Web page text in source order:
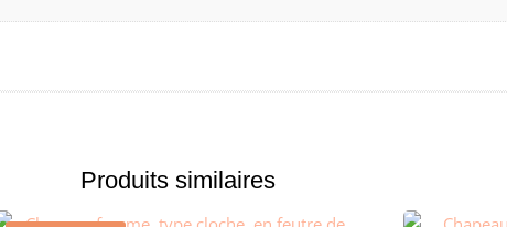
Produits similaires